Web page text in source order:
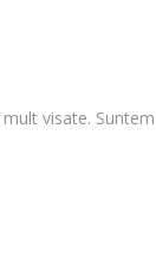
visate.